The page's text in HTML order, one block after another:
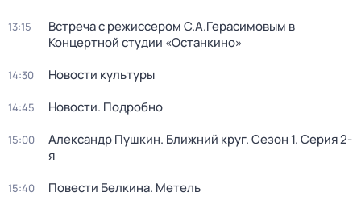
13:15
Встреча с режиссером С.А.Герасимовым в
Концертной студии «Останкино»
14:30 Новости культуры
14:45 Новости. Подробно
15:00 Александр Пушкин. Ближний круг. Сезон 1. Серия 2-
я
15:40 Повести Белкина. Метель